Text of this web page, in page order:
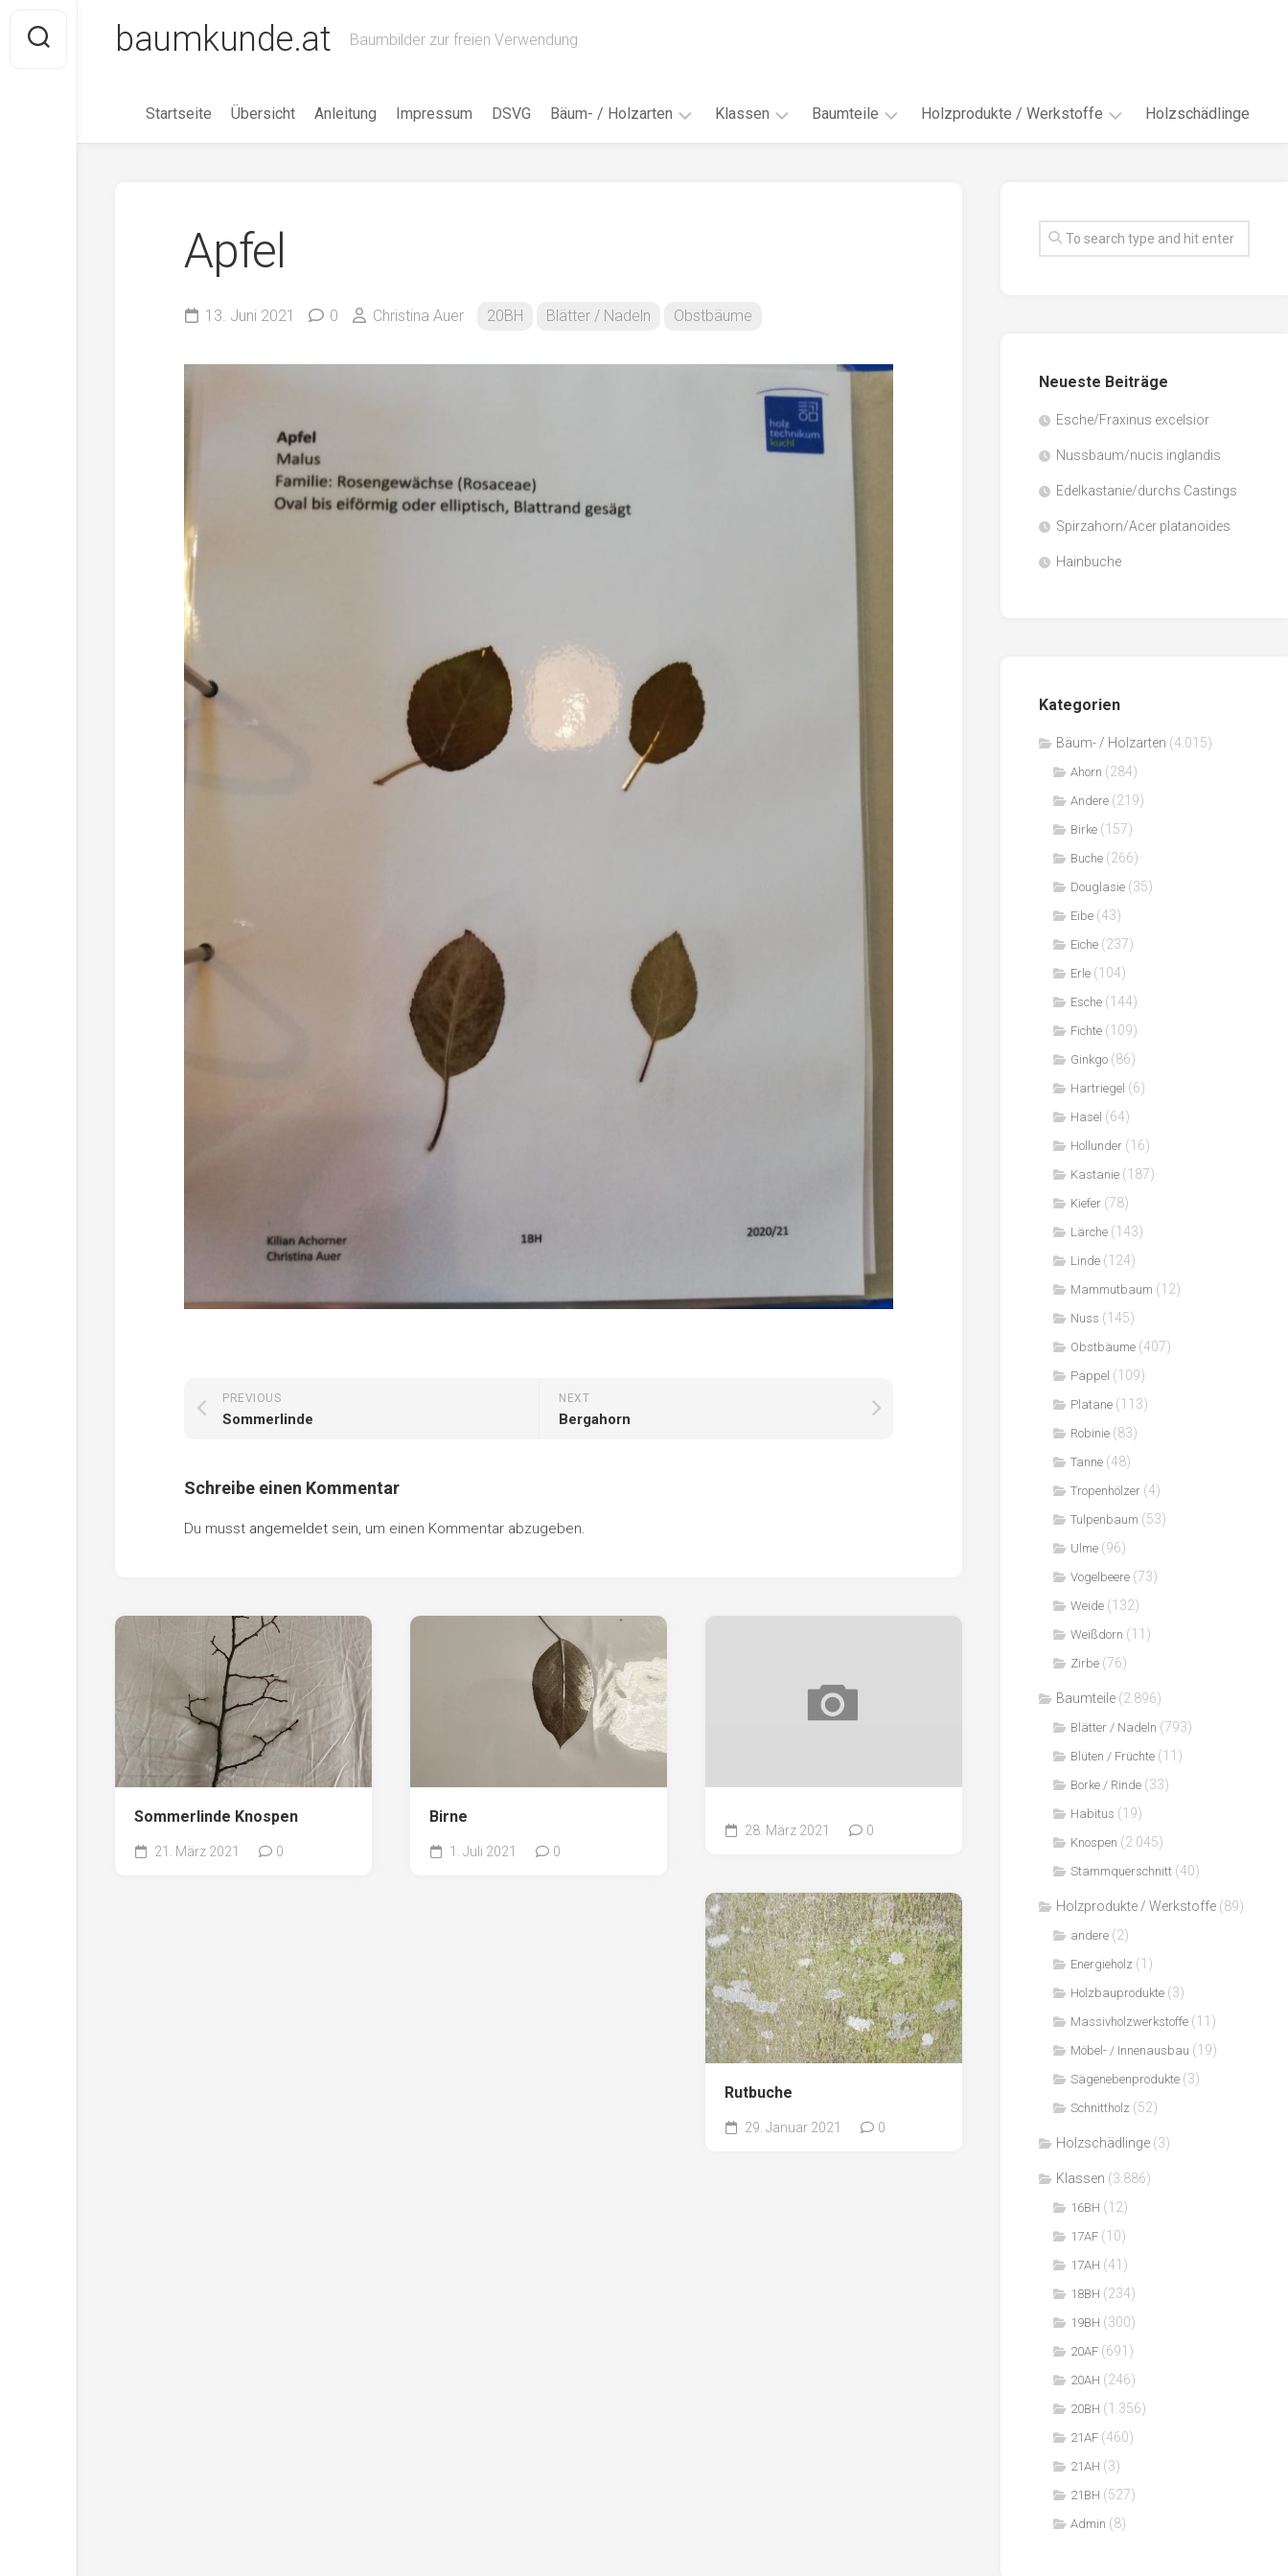
content
baumkunde.at Baumbilder zur freien Verwendung
Startseite Übersicht Anleitung Impressum DSVG Bäum- / Holzarten
Eibe
Fichte
Kastanie
Kiefer
Lärche
Mammutbaum
Tulpenbaum
Klassen
18AH
18BH
19AF
Baumteile Holzprodukte / Werkstoffe
Faserwerkstoffe
Sägenebenprodukte
Holzschädlinge
Apfel
13. Juni 2021 0 Christina Auer 20BH Blätter / Nadeln Obstbäume
NEXT
Bergahorn
PREVIOUS
Sommerlinde
Schreibe einen Kommentar
Du musst angemeldet sein, um einen Kommentar abzugeben.
Sommerlinde Knospen
21. März 2021 0
Birne
1. Juli 2021 0
28. März 2021 0
Rutbuche
29. Januar 2021 0
Neueste Beiträge
Esche/Fraxinus excelsior
Nussbaum/nucis inglandis
Edelkastanie/durchs Castings
Spirzahorn/Acer platanoides
Hainbuche
Kategorien
Bäum- / Holzarten (4.015)
Ahorn (284)
Andere (219)
Birke (157)
Buche (266)
Douglasie (35)
Eibe (43)
Eiche (237)
Erle (104)
Esche (144)
Fichte (109)
Ginkgo (86)
Hartriegel (6)
Hasel (64)
Hollunder (16)
Kastanie (187)
Kiefer (78)
Lärche (143)
Linde (124)
Mammutbaum (12)
Nuss (145)
Obstbäume (407)
Pappel (109)
Platane (113)
Robinie (83)
Tanne (48)
Tropenhölzer (4)
Tulpenbaum (53)
Ulme (96)
Vogelbeere (73)
Weide (132)
Weißdorn (11)
Zirbe (76)
Baumteile (2.896)
Blätter / Nadeln (793)
Blüten / Früchte (11)
Borke / Rinde (33)
Habitus (19)
Knospen (2.045)
Stammquerschnitt (40)
Holzprodukte / Werkstoffe (89)
andere (2)
Energieholz (1)
Holzbauprodukte (3)
Massivholzwerkstoffe (11)
Möbel- / Innenausbau (19)
Sägenebenprodukte (3)
Schnittholz (52)
Holzschädlinge (3)
Klassen (3.886)
16BH (12)
17AF (10)
17AH (41)
18BH (234)
19BH (300)
20AF (691)
20AH (246)
20BH (1.356)
21AF (460)
21AH (3)
21BH (527)
Admin (8)